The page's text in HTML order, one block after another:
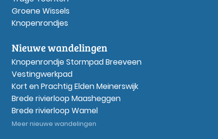
Groene Wissels
Knopenrondjes
Nieuwe wandelingen
Knopenrondje Stormpad Breeveen
Vestingwerkpad
Kort en Prachtig Elden Meinerswijk
Brede rivierloop Maasheggen
Brede rivierloop Wamel
Meer nieuwe wandelingen